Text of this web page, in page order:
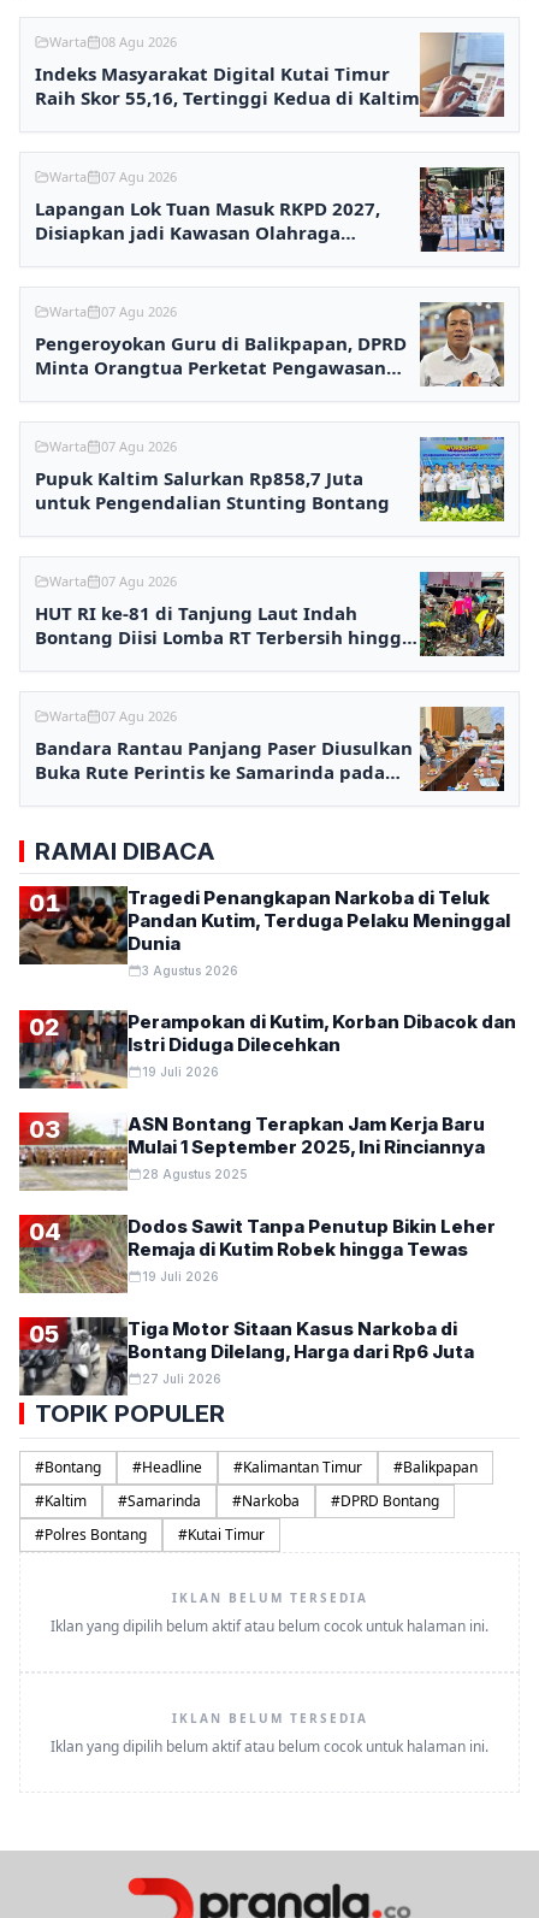
Warta 08 Agu 2026
Indeks Masyarakat Digital Kutai Timur
Raih Skor 55,16, Tertinggi Kedua di Kaltim
Warta 07 Agu 2026
Lapangan Lok Tuan Masuk RKPD 2027,
Disiapkan jadi Kawasan Olahraga
Warta 07 Agu 2026
Pengeroyokan Guru di Balikpapan, DPRD
Minta Orangtua Perketat Pengawasan
Warta 07 Agu 2026
Pupuk Kaltim Salurkan Rp858,7 Juta
untuk Pengendalian Stunting Bontang
Warta 07 Agu 2026
HUT RI ke-81 di Tanjung Laut Indah
Bontang Diisi Lomba RT Terbersih hingga
Warta 07 Agu 2026
Bandara Rantau Panjang Paser Diusulkan
Buka Rute Perintis ke Samarinda pada
RAMAI DIBACA
01
Tragedi Penangkapan Narkoba di Teluk
Pandan Kutim, Terduga Pelaku Meninggal
Dunia
3 Agustus 2026
02
Perampokan di Kutim, Korban Dibacok dan
Istri Diduga Dilecehkan
19 Juli 2026
03
ASN Bontang Terapkan Jam Kerja Baru
Mulai 1 September 2025, Ini Rinciannya
28 Agustus 2025
04
Dodos Sawit Tanpa Penutup Bikin Leher
Remaja di Kutim Robek hingga Tewas
19 Juli 2026
05
Tiga Motor Sitaan Kasus Narkoba di
Bontang Dilelang, Harga dari Rp6 Juta
27 Juli 2026
TOPIK POPULER
#Bontang #Headline #Kalimantan Timur #Balikpapan
#Kaltim #Samarinda #Narkoba #DPRD Bontang
#Polres Bontang #Kutai Timur
IKLAN BELUM TERSEDIA
Iklan yang dipilih belum aktif atau belum cocok untuk halaman ini.
IKLAN BELUM TERSEDIA
Iklan yang dipilih belum aktif atau belum cocok untuk halaman ini.